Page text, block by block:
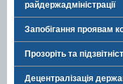
райдержадміністрації
Запобігання проявам
Прозоріть та
Децентралізація